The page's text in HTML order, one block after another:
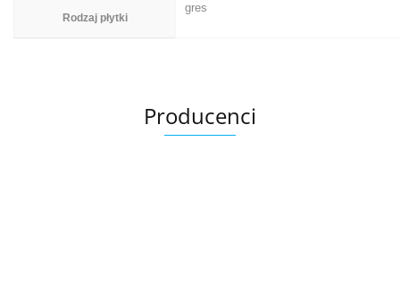
Rodzaj płytki
gres
Producenci